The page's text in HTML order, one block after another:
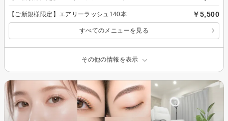
【ご新規様限定】エアリーラッシュ140本 ￥5,500
すべてのメニューを見る
その他の情報を表示